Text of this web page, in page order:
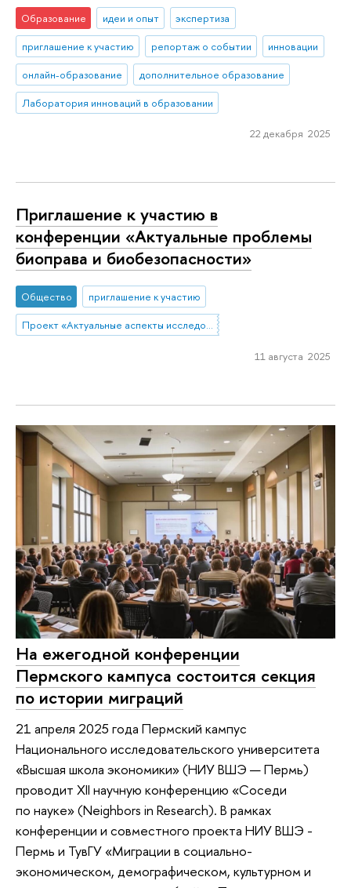
Образование идеи и опыт
экспертиза
приглашение к участию
репортаж о событии
инновации
онлайн-образование
дополнительное образование
Лаборатория инноваций в образовании
22 декабря 2025
Приглашение к участию в
конференции «Актуальные проблемы
биоправа и биобезопасности»
Общество
приглашение к участию
Проект «Актуальные аспекты исследования прав человека в контексте биоэтики»
11 августа 2025
На ежегодной конференции
Пермского кампуса состоится секция
по истории миграций
21 апреля 2025 года Пермский кампус
Национального исследовательского университета
«Высшая школа экономики» (НИУ ВШЭ — Пермь)
проводит XII научную конференцию «Соседи
по науке» (Neighbors in Research). В рамках
конференции и совместного проекта НИУ ВШЭ -
Пермь и ТувГУ «Миграции в социально-
экономическом, демографическом, культурном и